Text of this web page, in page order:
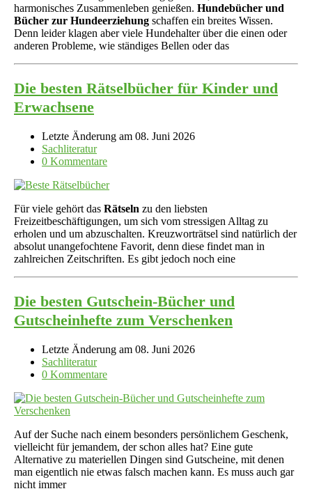
harmonisches Zusammenleben genießen. Hundebücher und
Bücher zur Hundeerziehung schaffen ein breites Wissen.
Denn leider klagen aber viele Hundehalter über die einen oder
anderen Probleme, wie ständiges Bellen oder das
Die besten Rätselbücher für Kinder und
Erwachsene
Letzte Änderung am 08. Juni 2026
Sachliteratur
0 Kommentare
Für viele gehört das Rätseln zu den liebsten
Freizeitbeschäftigungen, um sich vom stressigen Alltag zu
erholen und um abzuschalten. Kreuzworträtsel sind natürlich der
absolut unangefochtene Favorit, denn diese findet man in
zahlreichen Zeitschriften. Es gibt jedoch noch eine
Die besten Gutschein-Bücher und
Gutscheinhefte zum Verschenken
Letzte Änderung am 08. Juni 2026
Sachliteratur
0 Kommentare
Auf der Suche nach einem besonders persönlichem Geschenk,
vielleicht für jemandem, der schon alles hat? Eine gute
Alternative zu materiellen Dingen sind Gutscheine, mit denen
man eigentlich nie etwas falsch machen kann. Es muss auch gar
nicht immer